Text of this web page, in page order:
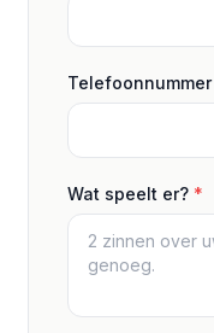
Telefoonnummer
Wat speelt er? *